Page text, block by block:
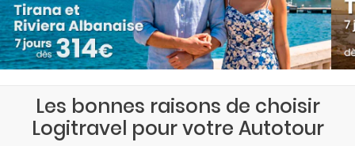
Les bonnes raisons de choisir
Logitravel pour votre Autotour